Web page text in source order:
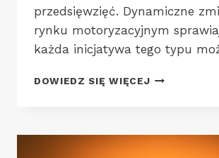
przedsięwzięć. Dynamiczne
rynku motoryzacyjnym
każda inicjatywa tego typu
DOWIEDZ SIĘ WIĘCEJKANYE
DO